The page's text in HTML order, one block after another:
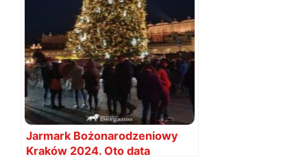
Jarmark Bożonarodzeniowy
Kraków 2024. Oto data